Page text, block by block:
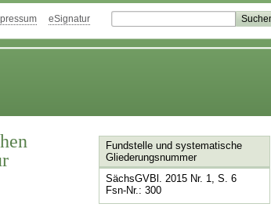
eSignatur
Fundstelle und systematische
Gliederungsnummer
SächsGVBl. 2015 Nr. 1, S. 6
Fsn-Nr.: 300